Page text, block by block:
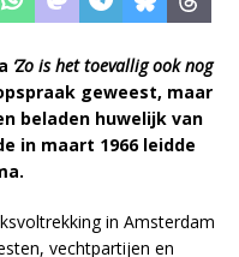
‘Zo is het toevallig ook nog
geweest, maar
beladen huwelijk van
in maart 1966 leidde
in Amsterdam
vechtpartijen en